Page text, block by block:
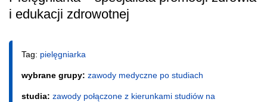
i edukacji zdrowotnej
Tag: pielęgniarka
wybrane grupy: zawody medyczne po studiach
studia: zawody połączone z kierunkami studiów na